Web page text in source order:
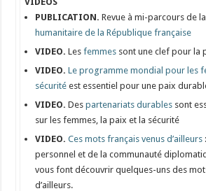
PUBLICATION. Revue à mi-parcours de la
humanitaire de la République française
VIDEO. Les femmessont une clef pour la
VIDEO. Le programme mondial pour les
sécuritéest essentiel pour une paix
VIDEO. Des partenariats durablessont
sur les femmes, la paix et la sécurité
VIDEO. Ces mots français venus d’ailleurs
personnel et de la communauté
vous font découvrir quelques-uns des
d’ailleurs.